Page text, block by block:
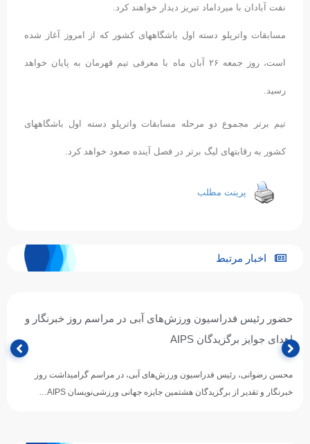
نفت آبادان با میرداماد تبریز دیدار خواهند کرد.
مسابقات واترپلو دسته اول باشگاههای کشور که از امروز آغاز شده
است، روز جمعه ٢۶ آبان ماه با معرفی تیم قهرمان به پایان خواهد
رسید.
تیم برتر مجموع دو مرحله مسابقات واترپلو دسته اول باشگاههای
کشور به رقابتهای لیگ برتر در فصل آینده صعود خواهد کرد.
پرینت مطلب
اخبار مرتبط
حضور رئیس فدراسیون ورزش‌های آبی در مراسم روز خبرنگار و
اهدای جوایز برگزیدگان AIPS
محسن رضوانی، رئیس فدراسیون ورزش‌های آبی، در مراسم گرامیداشت روز
خبرنگار و تقدیر از برگزیدگان هشتمین جایزه جهانی ورزشی‌نویسان AIPS…